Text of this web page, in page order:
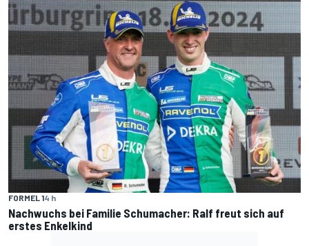
FORMEL 14 h
Nachwuchs bei Familie Schumacher: Ralf freut sich auf
erstes Enkelkind